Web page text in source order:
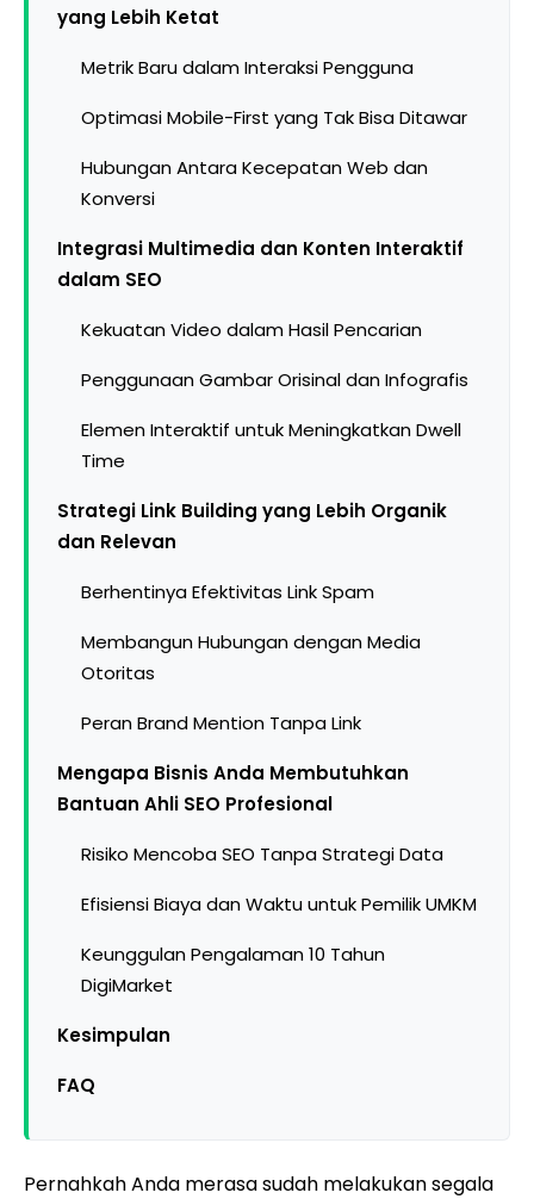
yang Lebih Ketat
Metrik Baru dalam Interaksi Pengguna
Optimasi Mobile-First yang Tak Bisa Ditawar
Hubungan Antara Kecepatan Web dan
Konversi
Integrasi Multimedia dan Konten Interaktif
dalam SEO
Kekuatan Video dalam Hasil Pencarian
Penggunaan Gambar Orisinal dan Infografis
Elemen Interaktif untuk Meningkatkan Dwell
Time
Strategi Link Building yang Lebih Organik
dan Relevan
Berhentinya Efektivitas Link Spam
Membangun Hubungan dengan Media
Otoritas
Peran Brand Mention Tanpa Link
Mengapa Bisnis Anda Membutuhkan
Bantuan Ahli SEO Profesional
Risiko Mencoba SEO Tanpa Strategi Data
Efisiensi Biaya dan Waktu untuk Pemilik UMKM
Keunggulan Pengalaman 10 Tahun
DigiMarket
Kesimpulan
FAQ
Pernahkah Anda merasa sudah melakukan segala